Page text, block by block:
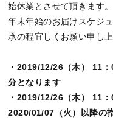
始休業とさせて頂きます。
年末年始のお届けスケジ
承の程宜しくお願い申し上
・2019/12/26（木） 11
分となります
・2019/12/26（木） 11：
2020/01/07（火）以降の